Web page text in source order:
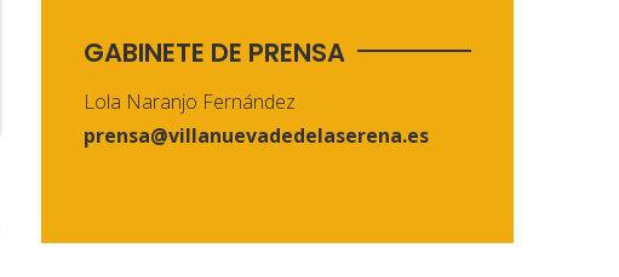
GABINETE DE PRENSA
Lola Naranjo Fernández
prensa@villanuevadedelaserena.es